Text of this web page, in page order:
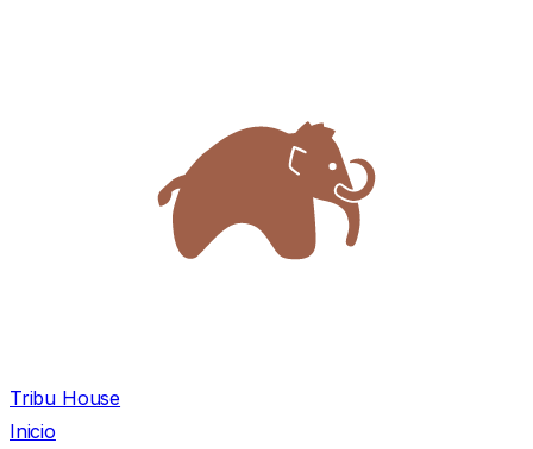
Tribu House
Inicio